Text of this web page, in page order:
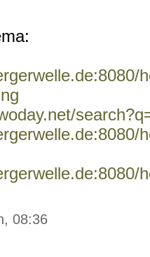
08:36